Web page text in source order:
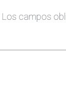
Los campos